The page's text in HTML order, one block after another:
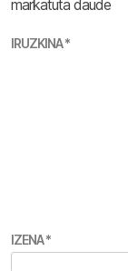
markatuta daude
IRUZKINA*
IZENA*